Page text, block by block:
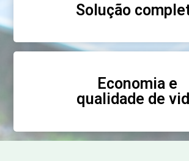
Solução
Economia e
qualidade de